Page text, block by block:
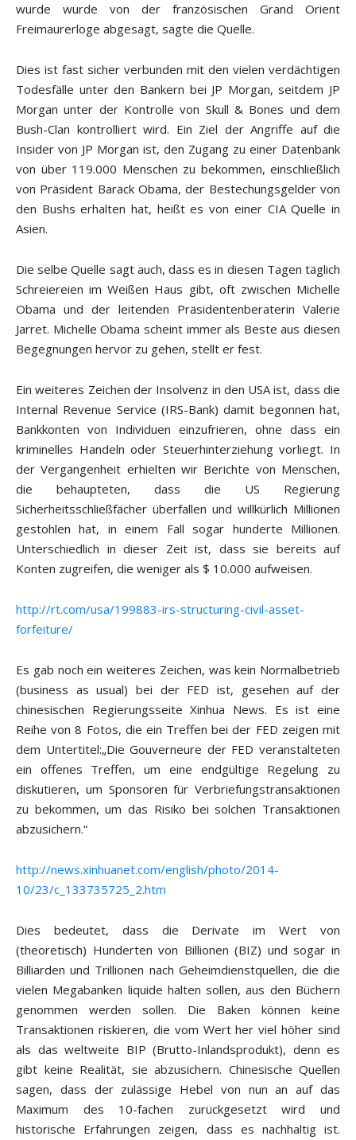
wurde wurde von der französischen Grand Orient
Freimaurerloge abgesagt, sagte die Quelle.
Dies ist fast sicher verbunden mit den vielen verdächtigen
Todesfälle unter den Bankern bei JP Morgan, seitdem JP
Morgan unter der Kontrolle von Skull & Bones und dem
Bush-Clan kontrolliert wird. Ein Ziel der Angriffe auf die
Insider von JP Morgan ist, den Zugang zu einer Datenbank
von über 119.000 Menschen zu bekommen, einschließlich
von Präsident Barack Obama, der Bestechungsgelder von
den Bushs erhalten hat, heißt es von einer CIA Quelle in
Asien.
Die selbe Quelle sagt auch, dass es in diesen Tagen täglich
Schreiereien im Weißen Haus gibt, oft zwischen Michelle
Obama und der leitenden Präsidentenberaterin Valerie
Jarret. Michelle Obama scheint immer als Beste aus diesen
Begegnungen hervor zu gehen, stellt er fest.
Ein weiteres Zeichen der Insolvenz in den USA ist, dass die
Internal Revenue Service (IRS-Bank) damit begonnen hat,
Bankkonten von Individuen einzufrieren, ohne dass ein
kriminelles Handeln oder Steuerhinterziehung vorliegt. In
der Vergangenheit erhielten wir Berichte von Menschen,
die behaupteten, dass die US Regierung
Sicherheitsschließfächer überfallen und willkürlich Millionen
gestohlen hat, in einem Fall sogar hunderte Millionen.
Unterschiedlich in dieser Zeit ist, dass sie bereits auf
Konten zugreifen, die weniger als $ 10.000 aufweisen.
http://rt.com/usa/199883-irs-structuring-civil-asset-
forfeiture/
Es gab noch ein weiteres Zeichen, was kein Normalbetrieb
(business as usual) bei der FED ist, gesehen auf der
chinesischen Regierungsseite Xinhua News. Es ist eine
Reihe von 8 Fotos, die ein Treffen bei der FED zeigen mit
dem Untertitel:„Die Gouverneure der FED veranstalteten
ein offenes Treffen, um eine endgültige Regelung zu
diskutieren, um Sponsoren für Verbriefungstransaktionen
zu bekommen, um das Risiko bei solchen Transaktionen
abzusichern.“
http://news.xinhuanet.com/english/photo/2014-
10/23/c_133735725_2.htm
Dies bedeutet, dass die Derivate im Wert von
(theoretisch) Hunderten von Billionen (BIZ) und sogar in
Billiarden und Trillionen nach Geheimdienstquellen, die die
vielen Megabanken liquide halten sollen, aus den Büchern
genommen werden sollen. Die Baken können keine
Transaktionen riskieren, die vom Wert her viel höher sind
als das weltweite BIP (Brutto-Inlandsprodukt), denn es
gibt keine Realität, sie abzusichern. Chinesische Quellen
sagen, dass der zulässige Hebel von nun an auf das
Maximum des 10-fachen zurückgesetzt wird und
historische Erfahrungen zeigen, dass es nachhaltig ist.